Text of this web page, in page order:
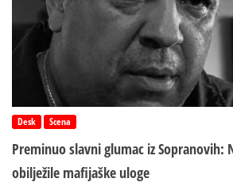
Desk Scena
Preminuo slavni glumac iz Sopranovih:
obilježile mafijaške uloge